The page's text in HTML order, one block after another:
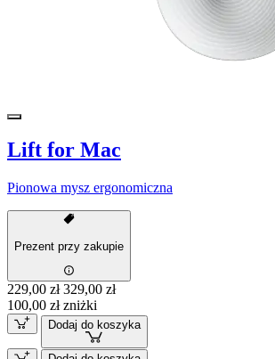
Lift for Mac
Pionowa mysz ergonomiczna
Prezent przy zakupie
229,00 zł 329,00 zł
100,00 zł zniżki
Dodaj do koszyka